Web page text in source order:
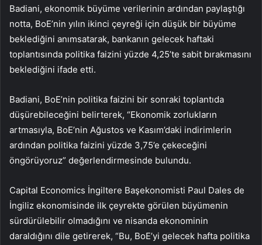
Badiani, ekonomik büyüme verilerinin ardından paylaştığı
notta, BoE’nin yılın ikinci çeyreği için düşük bir büyüme
beklediğini anımsatarak, bankanın gelecek haftaki
toplantısında politika faizini yüzde 4,25’te sabit bırakmasını
beklediğini ifade etti.
Badiani, BoE’nin politika faizini bir sonraki toplantıda
düşürebileceğini belirterek, “Ekonomik zorlukların
artmasıyla, BoE’nin Ağustos ve Kasım’daki indirimlerin
ardından politika faizini yüzde 3,75’e çekeceğini
öngörüyoruz” değerlendirmesinde bulundu.
Capital Economics İngiltere Başekonomisti Paul Dales de
İngiliz ekonomisinde ilk çeyrekte görülen büyümenin
sürdürülebilir olmadığını ve nisanda ekonominin
daraldığını dile getirerek, “Bu, BoE’yi gelecek hafta politika